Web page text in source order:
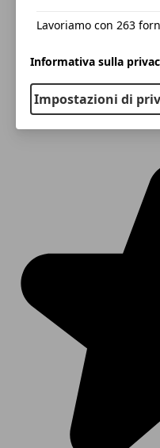
Lavoriamo con 263
Informativa sulla
Impostazioni di